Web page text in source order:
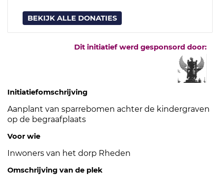
BEKIJK ALLE DONATIES
Dit initiatief werd gesponsord door:
Initiatiefomschrijving
Aanplant van sparrebomen achter de kindergraven
op de begraafplaats
Voor wie
Inwoners van het dorp Rheden
Omschrijving van de plek